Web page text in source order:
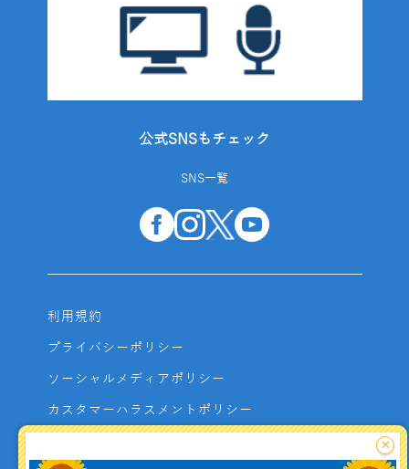
公式SNSもチェック
SNS一覧
利用規約
プライバシーポリシー
ソーシャルメディアポリシー
カスタマーハラスメントポリシー
×